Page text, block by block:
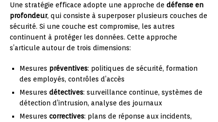
Une stratégie efficace adopte une approche de défense en
profondeur, qui consiste à superposer plusieurs couches de
sécurité. Si une couche est compromise, les autres
continuent à protéger les données. Cette approche
s’articule autour de trois dimensions:
Mesures préventives: politiques de sécurité, formation
des employés, contrôles d’accès
Mesures détectives: surveillance continue, systèmes de
détection d’intrusion, analyse des journaux
Mesures correctives: plans de réponse aux incidents,